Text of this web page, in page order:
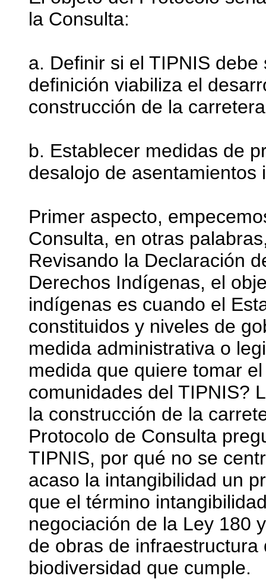
la Consulta:
a. Definir si el TIPNIS
definición viabiliza el
construcción de la
b. Establecer medidas de
desalojo de asentamientos
Primer aspecto,
Consulta, en otras
Revisando la Declaración
Derechos Indígenas, el
indígenas es cuando el
constituidos y niveles de
medida administrativa o
medida que quiere tomar
comunidades del TIPNIS?
la construcción de la
Protocolo de Consulta
TIPNIS, por qué no se
acaso la intangibilidad un
que el término
negociación de la Ley 180
de obras de
biodiversidad que cumple.